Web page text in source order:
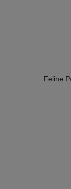
Feline